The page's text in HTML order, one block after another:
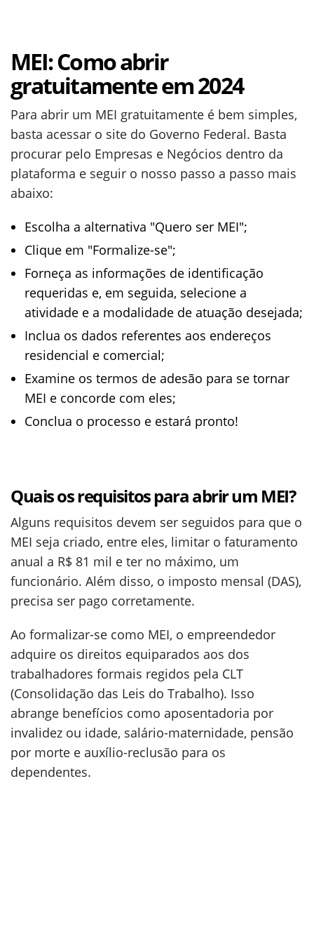
MEI: Como abrir
gratuitamente em 2024
Para abrir um MEI gratuitamente é bem simples,
basta acessar o site do Governo Federal. Basta
procurar pelo Empresas e Negócios dentro da
plataforma e seguir o nosso passo a passo mais
abaixo:
Escolha a alternativa "Quero ser MEI";
Clique em "Formalize-se";
Forneça as informações de identificação
requeridas e, em seguida, selecione a
atividade e a modalidade de atuação desejada;
Inclua os dados referentes aos endereços
residencial e comercial;
Examine os termos de adesão para se tornar
MEI e concorde com eles;
Conclua o processo e estará pronto!
Quais os requisitos para abrir um MEI?
Alguns requisitos devem ser seguidos para que o
MEI seja criado, entre eles, limitar o faturamento
anual a R$ 81 mil e ter no máximo, um
funcionário. Além disso, o imposto mensal (DAS),
precisa ser pago corretamente.
Ao formalizar-se como MEI, o empreendedor
adquire os direitos equiparados aos dos
trabalhadores formais regidos pela CLT
(Consolidação das Leis do Trabalho). Isso
abrange benefícios como aposentadoria por
invalidez ou idade, salário-maternidade, pensão
por morte e auxílio-reclusão para os
dependentes.